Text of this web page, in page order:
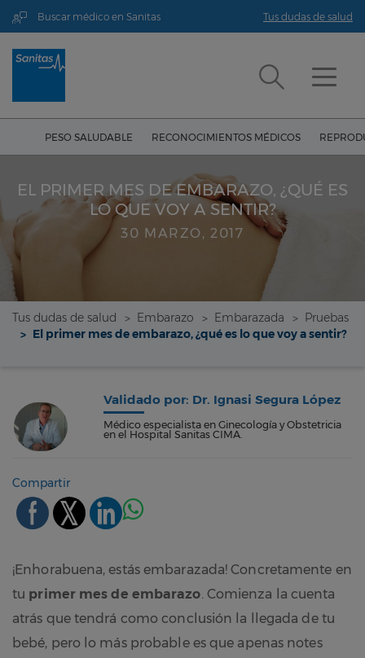
Buscar médico en Sanitas Tus dudas de salud
PESO SALUDABLE RECONOCIMIENTOS MÉDICOS
EL PRIMER MES DE EMBARAZO, ¿QUÉ ES
LO QUE VOY A SENTIR?
30 MARZO, 2017
Tus dudas de salud Embarazo Embarazada
Pruebas
El primer mes de embarazo, ¿qué es lo que voy a sentir?
Validado por: Dr. Ignasi Segura López
Médico especialista en Ginecología y Obstetricia
en el Hospital Sanitas CIMA.
Compartir
¡Enhorabuena, estás embarazada! Concretamente en
tu primer mes de embarazo . Comienza la cuenta
atrás que tendrá como conclusión la llegada de tu
bebé, pero lo más probable es que apenas notes